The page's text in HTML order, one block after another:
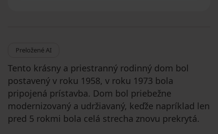
Preložené AI
Tento krásny a priestranný rodinný dom bol
postavený v roku 1958, v roku 1973 bola
pripojená prístavba. Dom bol priebežne
modernizovaný a udržiavaný, keďže napríklad len
pred 5 rokmi bola celá strecha znovu prekrytá.